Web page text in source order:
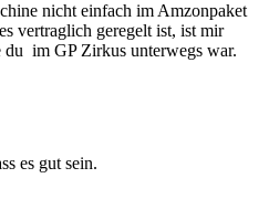
nicht einfach im Amzonpaket
vertraglich geregelt ist, ist mir
im GP Zirkus unterwegs war.
es gut sein.